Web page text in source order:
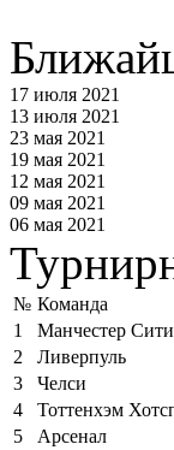
17 июля 2021
13 июля 2021
23 мая 2021
19 мая 2021
12 мая 2021
09 мая 2021
06 мая 2021
№ Команда
1
Манчестер Сити
2
Ливерпуль
3
Челси
4
Тоттенхэм
5
Арсенал